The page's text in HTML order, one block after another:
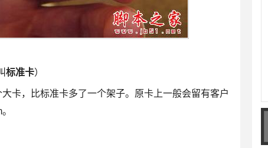
标准卡）
卡，比标准卡多了一个架子。原卡上一般会留有客户